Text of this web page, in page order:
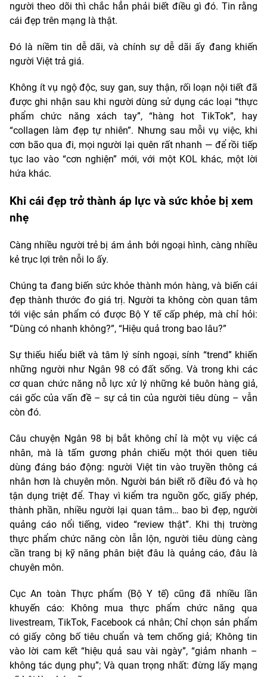
người theo dõi thì chắc hẳn phải biết điều gì đó. Tin rằng
cái đẹp trên mạng là thật.
Đó là niềm tin dễ dãi, và chính sự dễ dãi ấy đang khiến
người Việt trả giá.
Không ít vụ ngộ độc, suy gan, suy thận, rối loạn nội tiết đã
được ghi nhận sau khi người dùng sử dụng các loại “thực
phẩm chức năng xách tay”, “hàng hot TikTok”, hay
“collagen làm đẹp tự nhiên”. Nhưng sau mỗi vụ việc, khi
cơn bão qua đi, mọi người lại quên rất nhanh — để rồi tiếp
tục lao vào “cơn nghiện” mới, với một KOL khác, một lời
hứa khác.
Khi cái đẹp trở thành áp lực và sức khỏe bị xem
nhẹ
Càng nhiều người trẻ bị ám ảnh bởi ngoại hình, càng nhiều
kẻ trục lợi trên nỗi lo ấy.
Chúng ta đang biến sức khỏe thành món hàng, và biến cái
đẹp thành thước đo giá trị. Người ta không còn quan tâm
tới việc sản phẩm có được Bộ Y tế cấp phép, mà chỉ hỏi:
“Dùng có nhanh không?”, “Hiệu quả trong bao lâu?”
Sự thiếu hiểu biết và tâm lý sính ngoại, sính “trend” khiến
những người như Ngân 98 có đất sống. Và trong khi các
cơ quan chức năng nỗ lực xử lý những kẻ buôn hàng giả,
cái gốc của vấn đề – sự cả tin của người tiêu dùng – vẫn
còn đó.
Câu chuyện Ngân 98 bị bắt không chỉ là một vụ việc cá
nhân, mà là tấm gương phản chiếu một thói quen tiêu
dùng đáng báo động: người Việt tin vào truyền thông cá
nhân hơn là chuyên môn. Người bán biết rõ điều đó và họ
tận dụng triệt để. Thay vì kiểm tra nguồn gốc, giấy phép,
thành phần, nhiều người lại quan tâm… bao bì đẹp, người
quảng cáo nổi tiếng, video “review thật”. Khi thị trường
thực phẩm chức năng còn lẫn lộn, người tiêu dùng càng
cần trang bị kỹ năng phân biệt đâu là quảng cáo, đâu là
chuyên môn.
Cục An toàn Thực phẩm (Bộ Y tế) cũng đã nhiều lần
khuyến cáo: Không mua thực phẩm chức năng qua
livestream, TikTok, Facebook cá nhân; Chỉ chọn sản phẩm
có giấy công bố tiêu chuẩn và tem chống giả; Không tin
vào lời cam kết “hiệu quả sau vài ngày”, “giảm nhanh –
không tác dụng phụ”; Và quan trọng nhất: đừng lấy mạng